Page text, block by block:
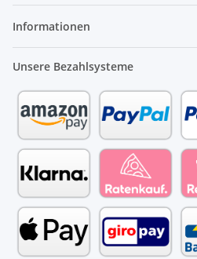
Informationen
Unsere Bezahlsysteme